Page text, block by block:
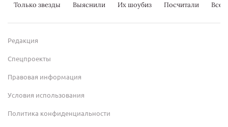
Только звезды Выяснили Их шоубиз Посчитали
Редакция
Спецпроекты
Правовая информация
Условия использования
Политика конфиденциальности